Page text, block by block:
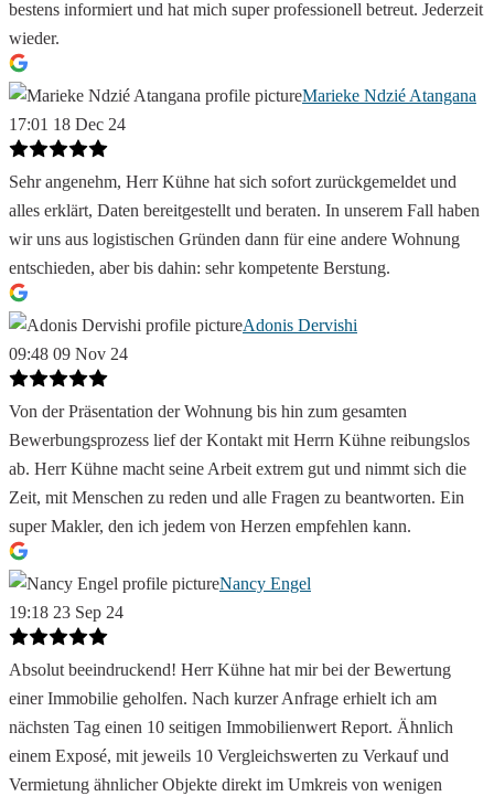
bestens informiert und hat mich super professionell betreut. Jederzeit
wieder.
Marieke Ndzié Atangana
17:01 18 Dec 24
Sehr angenehm, Herr Kühne hat sich sofort zurückgemeldet und
alles erklärt, Daten bereitgestellt und beraten. In unserem Fall haben
wir uns aus logistischen Gründen dann für eine andere Wohnung
entschieden, aber bis dahin: sehr kompetente Berstung.
Adonis Dervishi
09:48 09 Nov 24
Von der Präsentation der Wohnung bis hin zum gesamten
Bewerbungsprozess lief der Kontakt mit Herrn Kühne reibungslos
ab. Herr Kühne macht seine Arbeit extrem gut und nimmt sich die
Zeit, mit Menschen zu reden und alle Fragen zu beantworten. Ein
super Makler, den ich jedem von Herzen empfehlen kann.
Nancy Engel
19:18 23 Sep 24
Absolut beeindruckend! Herr Kühne hat mir bei der Bewertung
einer Immobilie geholfen. Nach kurzer Anfrage erhielt ich am
nächsten Tag einen 10 seitigen Immobilienwert Report. Ähnlich
einem Exposé, mit jeweils 10 Vergleichswerten zu Verkauf und
Vermietung ähnlicher Objekte direkt im Umkreis von wenigen